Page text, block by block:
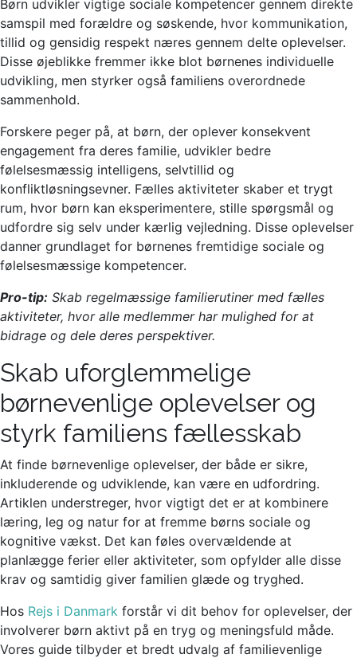
Børn udvikler vigtige sociale kompetencer gennem direkte
samspil med forældre og søskende, hvor kommunikation,
tillid og gensidig respekt næres gennem delte oplevelser.
Disse øjeblikke fremmer ikke blot børnenes individuelle
udvikling, men styrker også familiens overordnede
sammenhold.
Forskere peger på, at børn, der oplever konsekvent
engagement fra deres familie, udvikler bedre
følelsesmæssig intelligens, selvtillid og
konfliktløsningsevner. Fælles aktiviteter skaber et trygt
rum, hvor børn kan eksperimentere, stille spørgsmål og
udfordre sig selv under kærlig vejledning. Disse oplevelser
danner grundlaget for børnenes fremtidige sociale og
følelsesmæssige kompetencer.
Pro-tip: Skab regelmæssige familierutiner med fælles
aktiviteter, hvor alle medlemmer har mulighed for at
bidrage og dele deres perspektiver.
Skab uforglemmelige
børnevenlige oplevelser og
styrk familiens fællesskab
At finde børnevenlige oplevelser, der både er sikre,
inkluderende og udviklende, kan være en udfordring.
Artiklen understreger, hvor vigtigt det er at kombinere
læring, leg og natur for at fremme børns sociale og
kognitive vækst. Det kan føles overvældende at
planlægge ferier eller aktiviteter, som opfylder alle disse
krav og samtidig giver familien glæde og tryghed.
Hos Rejs i Danmark forstår vi dit behov for oplevelser, der
involverer børn aktivt på en tryg og meningsfuld måde.
Vores guide tilbyder et bredt udvalg af familievenlige